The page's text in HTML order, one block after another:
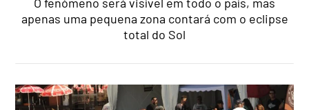
apenas uma pequena zona contará com o eclipse
total do Sol